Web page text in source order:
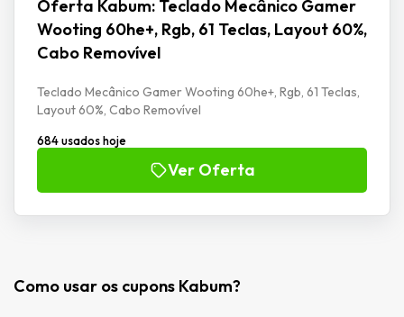
Oferta Kabum: Teclado Mecânico Gamer
Wooting 60he+, Rgb, 61 Teclas, Layout 60%,
Cabo Removível
Teclado Mecânico Gamer Wooting 60he+, Rgb, 61 Teclas,
Layout 60%, Cabo Removível
684 usados hoje
Ver Oferta
Como usar os cupons Kabum?